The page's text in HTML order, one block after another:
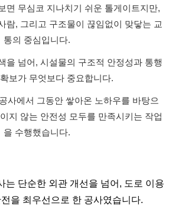
면 무심코 지나치기 쉬운 톨게이트지만,
람, 그리고 구조물이 끊임없이 맞닿는 교
통의 중심입니다.
을 넘어, 시설물의 구조적 안정성과 통행
보가 무엇보다 중요합니다.
사에서 그동안 쌓아온 노하우를 바탕으
지 않는 안전성 모두를 만족시키는 작업
을 수행했습니다.
는 단순한 외관 개선을 넘어, 도로 이용
을 최우선으로 한 공사였습니다.